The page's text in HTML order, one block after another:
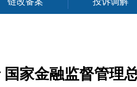
家金融监督管理